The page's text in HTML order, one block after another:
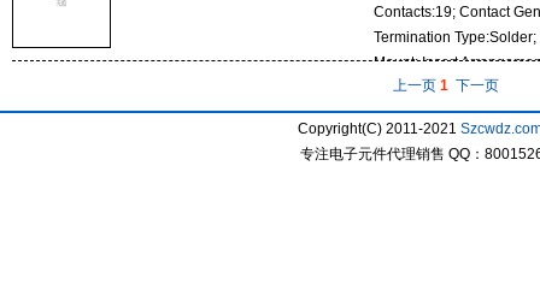
Contacts:19; Contact
Termination
Mount; Insert
Material:Aluminium Body;
上一页 1 下一页
Copyright(C) 2011-2021
专注电子元件代理销售 QQ：